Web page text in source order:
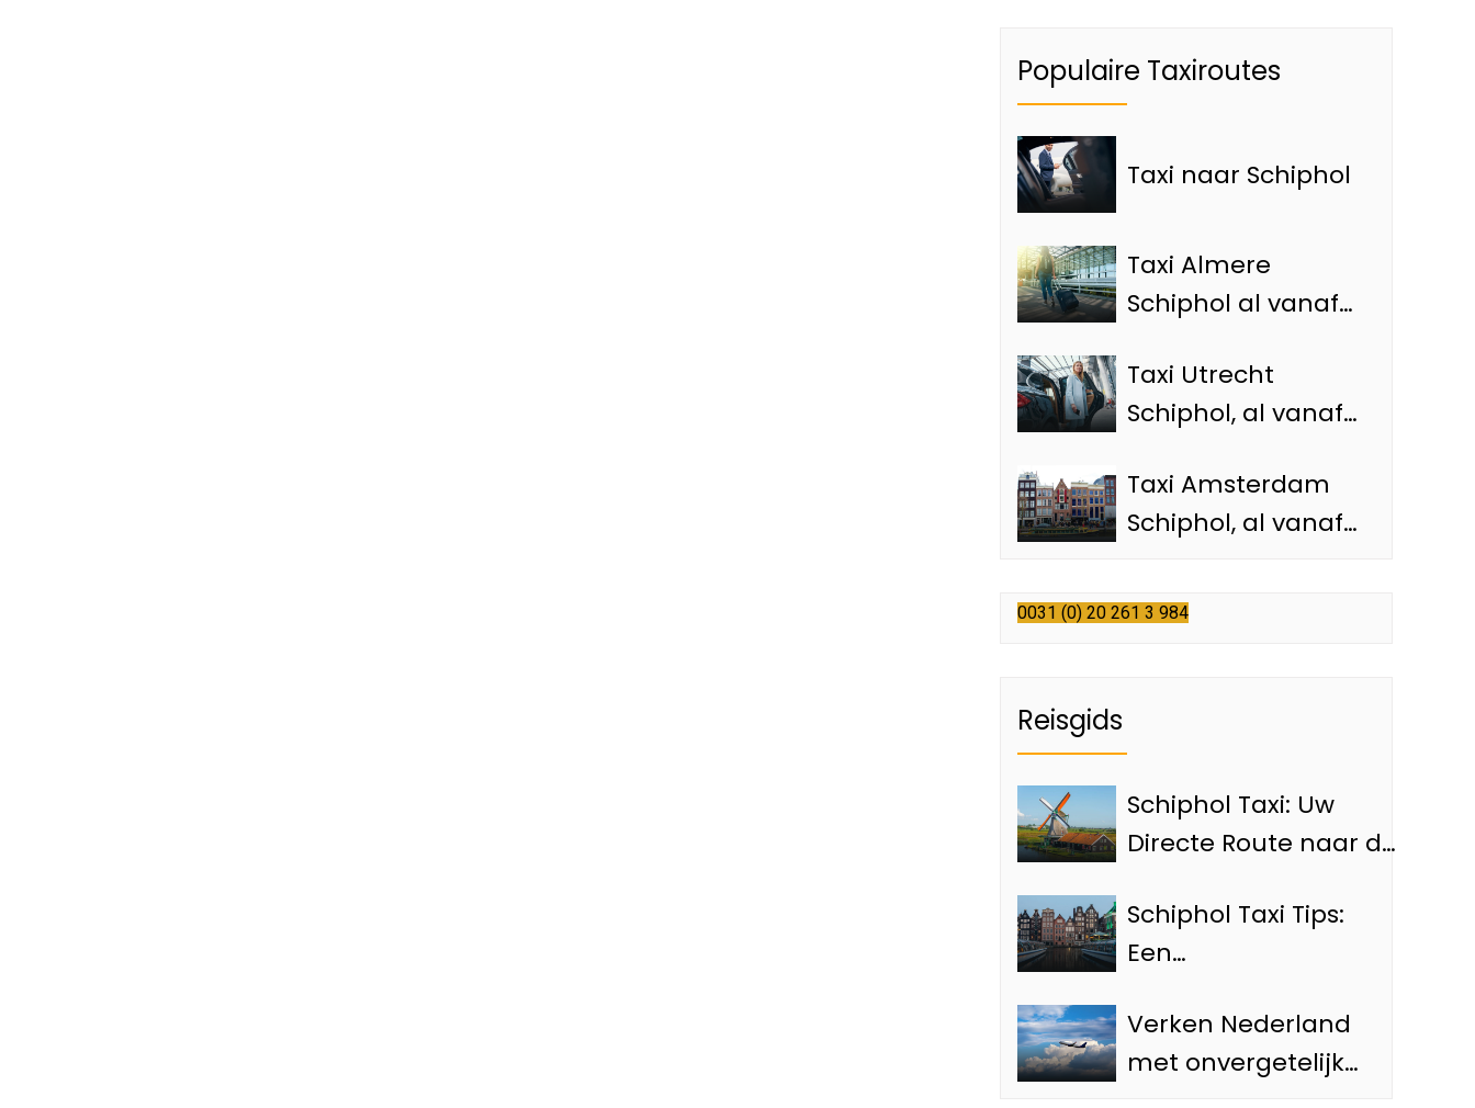
Populaire Taxiroutes
Taxi naar Schiphol
Taxi Almere
Schiphol al vanaf
Schiphol taxi
Taxi Utrecht
Schiphol, al vanaf
luchthaven
Taxi Amsterdam
Schiphol, al vanaf
officiële Schiphol
0031 (0) 20 261 3 984
Reisgids
Schiphol Taxi: Uw
Directe Route naar de
Bezienswaardigheden
van Amsterdam
Schiphol Taxi Tips:
Een
langs de Top 4
Attracties van
Verken Nederland
met onvergetelijke